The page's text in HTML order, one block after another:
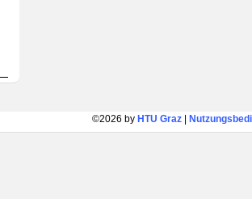
©2026 by HTU Graz|